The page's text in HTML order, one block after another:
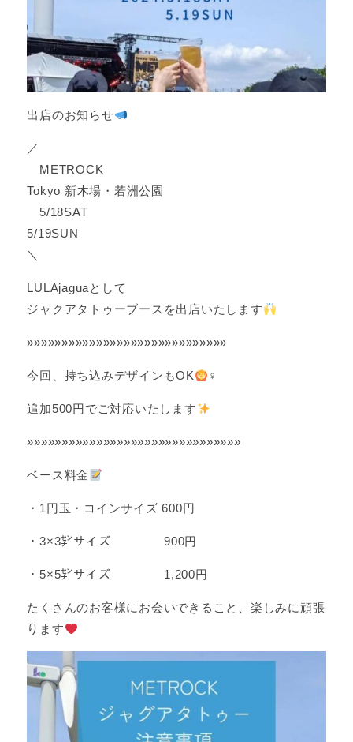
出店のお知らせ
／
METROCK
Tokyo 新木場・若洲公園
5/18SAT
5/19SUN
＼
LULAjaguaとして
ジャクアタトゥーブースを出店いたします
»»»»»»»»»»»»»»»»»»»»»»»»»»»»»
今回、持ち込みデザインもOK ‍♀
追加500円でご対応いたします
»»»»»»»»»»»»»»»»»»»»»»»»»»»»»»»
ベース料金
・1円玉・コインサイズ 600円
・3×3㌢サイズ 900円
・5×5㌢サイズ 1,200円
たくさんのお客様にお会いできること、楽しみに頑張
ります